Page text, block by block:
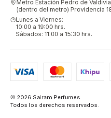
Metro Estación Pedro de
(dentro del metro) Providencia
Lunes a Viernes:
10:00 a 19:00 hrs.
Sábados: 11:00 a 15:30 hrs.
2026 Sairam Perfumes.
Todos los derechos reservados.